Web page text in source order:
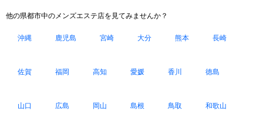
他の県都市中のメンズエステ店を見てみませんか？
沖縄 鹿児島 宮崎 大分 熊本 長崎
佐賀 福岡 高知 愛媛 香川 徳島
山口 広島 岡山 島根 鳥取 和歌山